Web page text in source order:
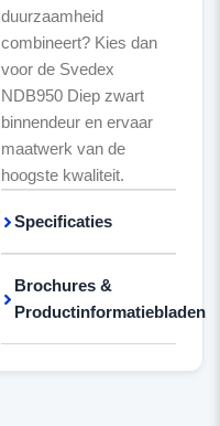
duurzaamheid
combineert? Kies dan
voor de Svedex
NDB950 Diep zwart
binnendeur en ervaar
maatwerk van de
hoogste kwaliteit.
Specificaties
Brochures &
Productinformatiebladen